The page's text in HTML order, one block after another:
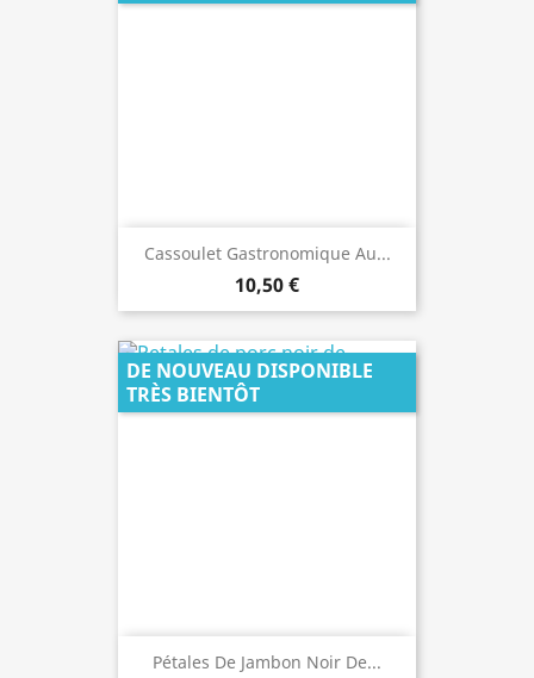
Cassoulet Gastronomique Au...
10,50 €
Pétales De Jambon Noir De...
DE NOUVEAU DISPONIBLE
TRÈS BIENTÔT